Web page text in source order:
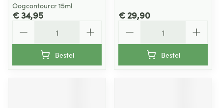
Oogcontourcr 15ml
€ 34,95
Bestel
€ 29,90
Bestel